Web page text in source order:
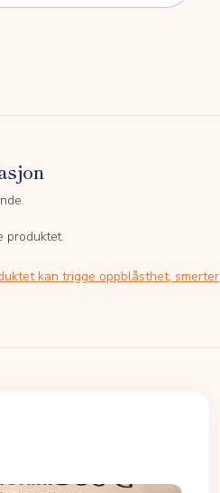
produktet.
kan trigge oppblåsthet, smerter